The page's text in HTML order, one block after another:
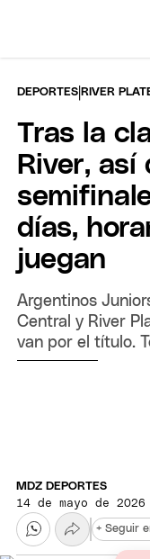
DEPORTES |RIVER
Tras la
River, así
días,
juegan
Argentinos
Central y River
van por el título.
MDZ DEPORTES
14 de mayo de
+ Seguir